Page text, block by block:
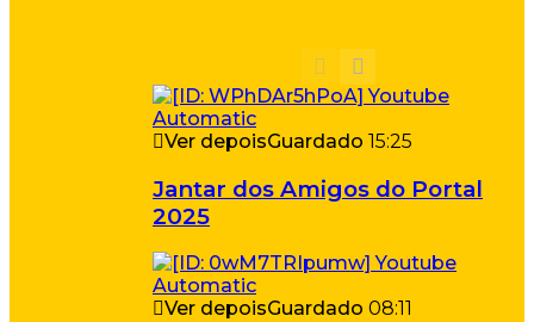
Ver depoisGuardado 15:25
Jantar dos Amigos do Portal
2025
Ver depoisGuardado 08:11